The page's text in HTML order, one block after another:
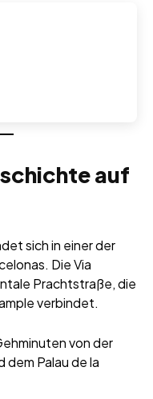
auf
sich in einer der
Die Via
Prachtstraße, die
verbindet.
von der
dem Palau de la